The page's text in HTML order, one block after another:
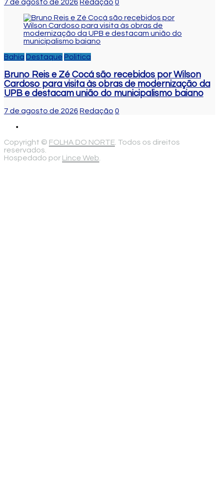
7 de agosto de 2026 Redação 0
Bahia Destaque Politica
Bruno Reis e Zé Cocá são recebidos por Wilson
Cardoso para visita às obras de modernização da
UPB e destacam união do municipalismo baiano
7 de agosto de 2026 Redação 0
Copyright © FOLHA DO NORTE. Todos os direitos
reservados.
Hospedado por Lince Web.